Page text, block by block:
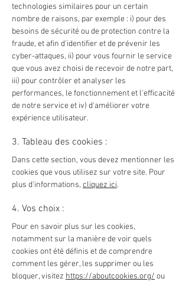
technologies similaires pour un certain
nombre de raisons, par exemple : i) pour des
besoins de sécurité ou de protection contre la
fraude, et afin d'identifier et de prévenir les
cyber-attaques, ii) pour vous fournir le service
que vous avez choisi de recevoir de notre part,
iii) pour contrôler et analyser les
performances, le fonctionnement et l'efficacité
de notre service et iv) d'améliorer votre
expérience utilisateur.
3. Tableau des cookies :
Dans cette section, vous devez mentionner les
cookies que vous utilisez sur votre site. Pour
plus d'informations, cliquez ici.
4. Vos choix :
Pour en savoir plus sur les cookies,
notamment sur la manière de voir quels
cookies ont été définis et de comprendre
comment les gérer, les supprimer ou les
bloquer, visitez https://aboutcookies.org/ ou